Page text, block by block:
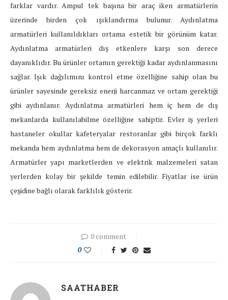
farklar vardır. Ampul tek başına bir araç iken armatürlerin
üzerinde birden çok ışıklandırma bulunur. Aydınlatma
armatürleri kullanıldıkları ortama estetik bir görünüm katar.
Aydınlatma armatürleri dış etkenlere karşı son derece
dayanıklıdır. Bu ürünler ortamın gerektiği kadar aydınlanmasını
sağlar. Işık dağılımını kontrol etme özelliğine sahip olan bu
ürünler sayesinde gereksiz enerji harcanmaz ve ortam gerektiği
gibi aydınlanır. Aydınlatma armatürleri hem iç hem de dış
mekanlarda kullanılabilme özelliğine sahiptir. Evler iş yerleri
hastaneler okullar kafeteryalar restoranlar gibi birçok farklı
mekanda hem aydınlatma hem de dekorasyon amaçlı kullanılır.
Armatürler yapı marketlerden ve elektrik malzemeleri satan
yerlerden kolay bir şekilde temin edilebilir. Fiyatlar ise ürün
çeşidine bağlı olarak farklılık gösterir.
0 comment
0
SAATHABER